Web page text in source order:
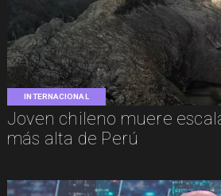
INTERNACIONAL
Joven chileno muere
más alta de Perú